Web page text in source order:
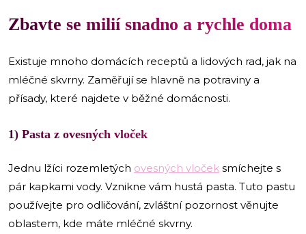
Zbavte se milií snadno a rychle doma
Existuje mnoho domácích receptů a lidových rad, jak na
mléčné skvrny. Zaměřují se hlavně na potraviny a
přísady, které najdete v běžné domácnosti.
1) Pasta z ovesných vloček
Jednu lžíci rozemletých ovesných vloček smíchejte s
pár kapkami vody. Vznikne vám hustá pasta. Tuto pastu
používejte pro odličování, zvláštní pozornost věnujte
oblastem, kde máte mléčné skvrny.